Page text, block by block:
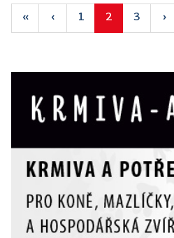
« ‹ 1 2 3 ›